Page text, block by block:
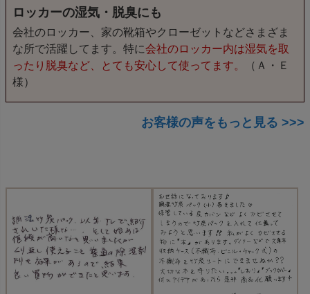
ロッカーの湿気・脱臭にも
会社のロッカー、家の靴箱やクローゼットなどさまざま
な所で活躍してます。特に会社のロッカー内は湿気を取
ったり脱臭など、とても安心して使ってます。
（Ａ・Ｅ
様）
お客様の声をもっと見る >>>